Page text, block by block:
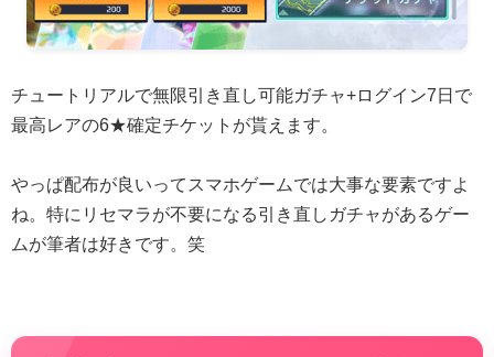
チュートリアルで無限引き直し可能ガチャ+ログイン7日で
最高レアの6★確定チケットが貰えます。
やっぱ配布が良いってスマホゲームでは大事な要素ですよ
ね。特にリセマラが不要になる引き直しガチャがあるゲー
ムが筆者は好きです。笑